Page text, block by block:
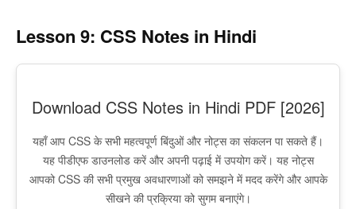
Lesson 9: CSS Notes in Hindi
Download CSS Notes in Hindi PDF [2026]
यहाँ आप CSS के सभी महत्वपूर्ण बिंदुओं और नोट्स का संकलन पा सकते हैं।
यह पीडीएफ डाउनलोड करें और अपनी पढ़ाई में उपयोग करें। यह नोट्स
आपको CSS की सभी प्रमुख अवधारणाओं को समझने में मदद करेंगे और आपके
सीखने की प्रक्रिया को सुगम बनाएंगे।